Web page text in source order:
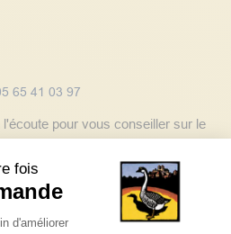
fois
du
d'améliorer
65 41 03 97
pour vous conseiller sur le
nous